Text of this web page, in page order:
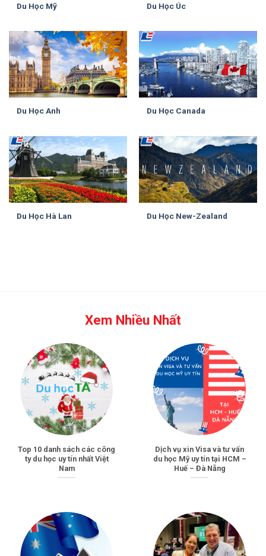
Du Học Mỹ Du Học Úc
Du Học Anh Du Học Canada
Du Học Hà Lan Du Học New-Zealand
Xem Nhiều Nhất
Top 10 danh sách các công
ty du học uy tín nhất Việt
Nam
Dịch vụ xin Visa và tư vấn
du học Mỹ uy tín tại HCM –
Huế – Đà Nẵng